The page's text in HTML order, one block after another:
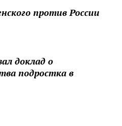
против России
доклад о
подростка в